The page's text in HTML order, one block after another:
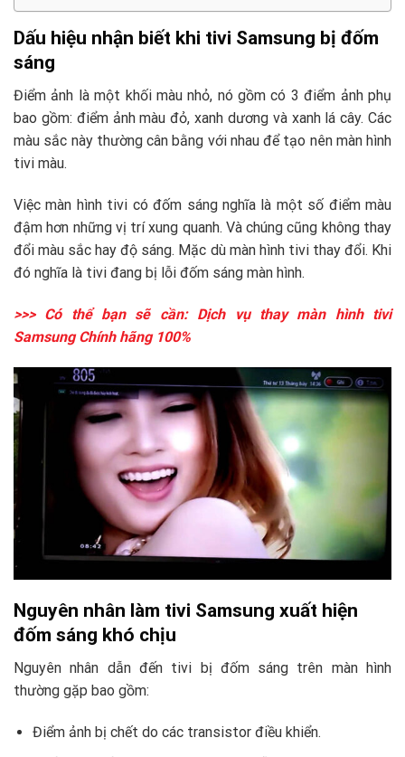
Dấu hiệu nhận biết khi tivi Samsung bị đốm
sáng
Điểm ảnh là một khối màu nhỏ, nó gồm có 3 điểm ảnh phụ
bao gồm: điểm ảnh màu đỏ, xanh dương và xanh lá cây. Các
màu sắc này thường cân bằng với nhau để tạo nên màn hình
tivi màu.
Việc màn hình tivi có đốm sáng nghĩa là một số điểm màu
đậm hơn những vị trí xung quanh. Và chúng cũng không thay
đổi màu sắc hay độ sáng. Mặc dù màn hình tivi thay đổi. Khi
đó nghĩa là tivi đang bị lỗi đốm sáng màn hình.
>>> Có thể bạn sẽ cần: Dịch vụ thay màn hình tivi
SamsungChính hãng 100%
Nguyên nhân làm tivi Samsung xuất hiện
đốm sáng khó chịu
Nguyên nhân dẫn đến tivi bị đốm sáng trên màn hình
thường gặp bao gồm:
Điểm ảnh bị chết do các transistor điều khiển.